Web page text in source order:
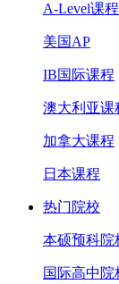
A-Level课程
美国AP
IB国际课程
澳大利亚课
加拿大课程
日本课程
热门院校
本硕预科院
国际高中院